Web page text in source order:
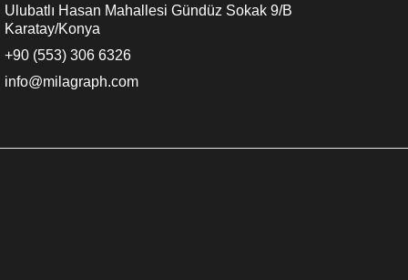
Ulubatlı Hasan Mahallesi Gündüz Sokak 9/B
Karatay/Konya
+90 (553) 306 6326
info@milagraph.com